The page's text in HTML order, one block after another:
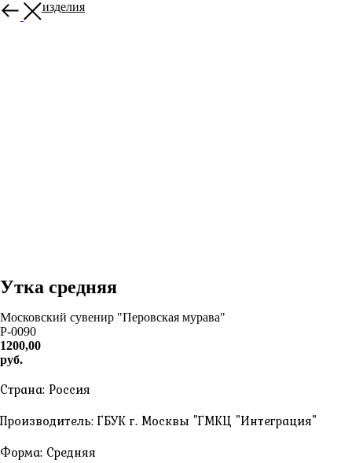
Другие изделия
Утка средняя
Московский сувенир "Перовская мурава"
P-0090
1200,00
руб.
Страна: Россия
Производитель: ГБУК г. Москвы "ГМКЦ "Интеграция"
Форма: Средняя